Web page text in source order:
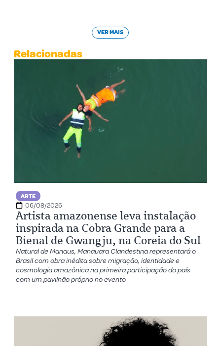
VER MAIS
Relacionadas
ARTE
06/08/2026
Artista amazonense leva instalação
inspirada na Cobra Grande para a
Bienal de Gwangju, na Coreia do Sul
Natural de Manaus, Manauara Clandestina representará o
Brasil com obra inédita sobre migração, identidade e
cosmologia amazônica na primeira participação do país
com um pavilhão próprio no evento